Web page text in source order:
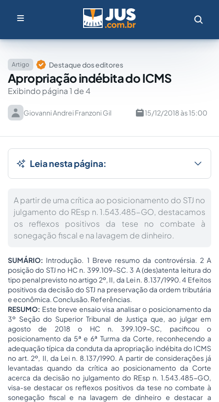
Artigo Destaque dos editores
Apropriação indébita do ICMS
Exibindo página 1 de 4
Giovanni Andrei Franzoni Gil 15/12/2018 às 15:00
Leia nesta página:
A partir de uma crítica ao posicionamento do STJ no
julgamento do REsp n. 1.543.485-GO, destacamos
os reflexos positivos da tese no combate à
sonegação fiscal e na lavagem de dinheiro.
SUMÁRIO: Introdução. 1 Breve resumo da controvérsia. 2 A
posição do STJ no HC n. 399.109-SC. 3 A (des)atenta leitura do
tipo penal previsto no artigo 2º, II, da Lei n. 8.137/1990. 4 Efeitos
positivos da decisão do STJ na preservação da ordem tributária
e econômica. Conclusão. Referências.
RESUMO: Este breve ensaio visa analisar o posicionamento da
3º Seção do Superior Tribunal de Justiça que, ao julgar em
agosto de 2018 o HC n. 399.109-SC, pacificou o
posicionamento da 5ª e 6ª Turma da Corte, reconhecendo a
adequação típica da conduta da apropriação indébita do ICMS
no art. 2º, II, da Lei n. 8.137/1990. A partir de considerações já
levantadas quando da crítica ao posicionamento da Corte
acerca da decisão no julgamento do REsp n. 1.543.485-GO,
visa-se destacar os reflexos positivos da tese no combate à
sonegação fiscal e na lavagem de dinheiro e destacar a